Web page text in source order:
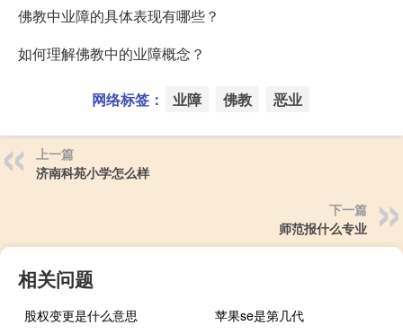
佛教中业障的具体表现有哪些？
如何理解佛教中的业障概念？
网络标签： 业障 佛教 恶业
上一篇
济南科苑小学怎么样
下一篇
师范报什么专业
相关问题
股权变更是什么意思
苹果se是第几代